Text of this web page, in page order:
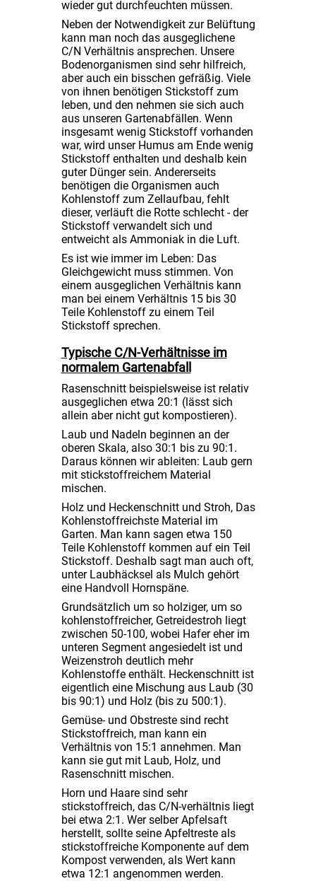
wieder gut durchfeuchten müssen.
Neben der Notwendigkeit zur Belüftung
kann man noch das ausgeglichene
C/N Verhältnis ansprechen. Unsere
Bodenorganismen sind sehr hilfreich,
aber auch ein bisschen gefräßig. Viele
von ihnen benötigen Stickstoff zum
leben, und den nehmen sie sich auch
aus unseren Gartenabfällen. Wenn
insgesamt wenig Stickstoff vorhanden
war, wird unser Humus am Ende wenig
Stickstoff enthalten und deshalb kein
guter Dünger sein. Andererseits
benötigen die Organismen auch
Kohlenstoff zum Zellaufbau, fehlt
dieser, verläuft die Rotte schlecht - der
Stickstoff verwandelt sich und
entweicht als Ammoniak in die Luft.
Es ist wie immer im Leben: Das
Gleichgewicht muss stimmen. Von
einem ausgeglichen Verhältnis kann
man bei einem Verhältnis 15 bis 30
Teile Kohlenstoff zu einem Teil
Stickstoff sprechen.
Typische C/N-Verhältnisse im
normalem Gartenabfall
Rasenschnitt beispielsweise ist relativ
ausgeglichen etwa 20:1 (lässt sich
allein aber nicht gut kompostieren).
Laub und Nadeln beginnen an der
oberen Skala, also 30:1 bis zu 90:1.
Daraus können wir ableiten: Laub gern
mit stickstoffreichem Material
mischen.
Holz und Heckenschnitt und Stroh, Das
Kohlenstoffreichste Material im
Garten. Man kann sagen etwa 150
Teile Kohlenstoff kommen auf ein Teil
Stickstoff. Deshalb sagt man auch oft,
unter Laubhäcksel als Mulch gehört
eine Handvoll Hornspäne.
Grundsätzlich um so holziger, um so
kohlenstoffreicher, Getreidestroh liegt
zwischen 50-100, wobei Hafer eher im
unteren Segment angesiedelt ist und
Weizenstroh deutlich mehr
Kohlenstoffe enthält. Heckenschnitt ist
eigentlich eine Mischung aus Laub (30
bis 90:1) und Holz (bis zu 500:1).
Gemüse- und Obstreste sind recht
Stickstoffreich, man kann ein
Verhältnis von 15:1 annehmen. Man
kann sie gut mit Laub, Holz, und
Rasenschnitt mischen.
Horn und Haare sind sehr
stickstoffreich, das C/N-verhältnis liegt
bei etwa 2:1. Wer selber Apfelsaft
herstellt, sollte seine Apfeltreste als
stickstoffreiche Komponente auf dem
Kompost verwenden, als Wert kann
etwa 12:1 angenommen werden.